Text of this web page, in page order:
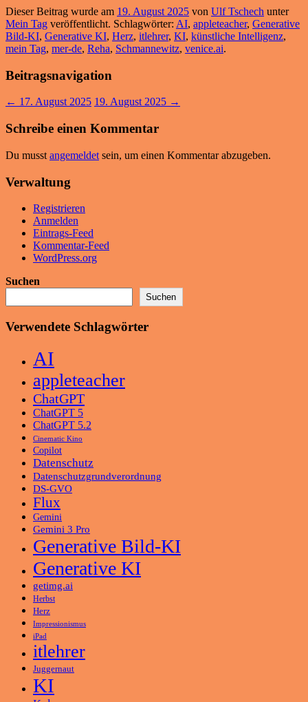
Dieser Beitrag wurde am 19. August 2025 von Ulf Tschech unter
Mein Tag veröffentlicht. Schlagwörter: AI, appleteacher, Generative
Bild-KI, Generative KI, Herz, itlehrer, KI, künstliche Intelligenz,
mein Tag, mer-de, Reha, Schmannewitz, venice.ai.
Beitragsnavigation
← 17. August 2025 19. August 2025 →
Schreibe einen Kommentar
Du musst angemeldet sein, um einen Kommentar abzugeben.
Verwaltung
Registrieren
Anmelden
Eintrags-Feed
Kommentar-Feed
WordPress.org
Suchen
Suchen
Verwendete Schlagwörter
AI
appleteacher
ChatGPT
ChatGPT 5
ChatGPT 5.2
Cinematic Kino
Copilot
Datenschutz
Datenschutzgrundverordnung
DS-GVO
Flux
Gemini
Gemini 3 Pro
Generative Bild-KI
Generative KI
getimg.ai
Herbst
Herz
Impressionismus
iPad
itlehrer
Juggernaut
KI